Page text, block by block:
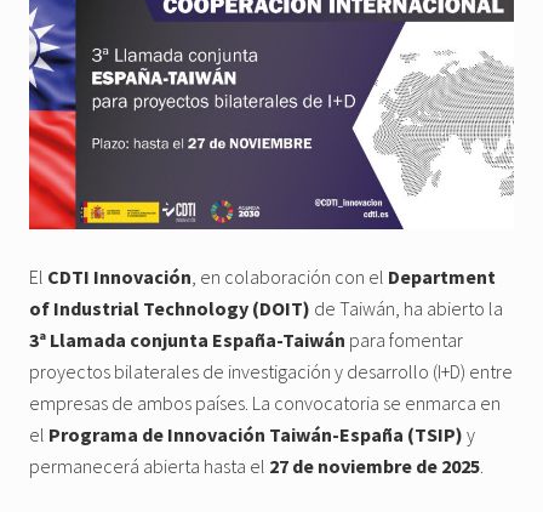
El CDTI Innovación , en colaboración con el Department
of Industrial Technology (DOIT) de Taiwán, ha abierto la
3ª Llamada conjunta España-Taiwán para fomentar
proyectos bilaterales de investigación y desarrollo (I+D) entre
empresas de ambos países. La convocatoria se enmarca en
el Programa de Innovación Taiwán-España (TSIP) y
permanecerá abierta hasta el 27 de noviembre de 2025